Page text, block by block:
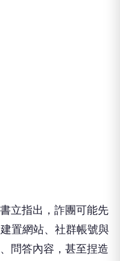
立指出，詐團可能先
置網站、社群帳號與
問答內容，甚至捏造